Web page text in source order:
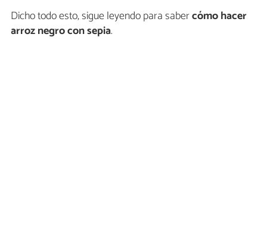
Dicho todo esto, sigue leyendo para sabercómo hacer
arroz negro con sepia.